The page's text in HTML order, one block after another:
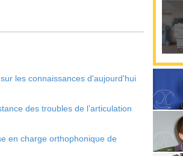
les connaissances d'aujourd'hui
des troubles de l’articulation
en charge orthophonique de